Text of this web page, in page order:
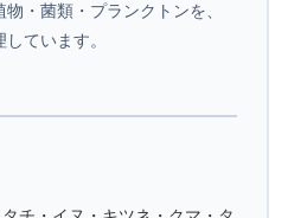
・菌類・プランクトンを、
ています。